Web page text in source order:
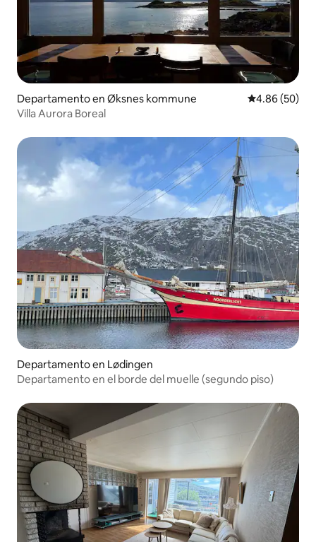
Departamento en Øksnes kommune Calificación
4.86 (50)
Villa Aurora Boreal
Departamento en Lødingen
Departamento en el borde del muelle (segundo piso)